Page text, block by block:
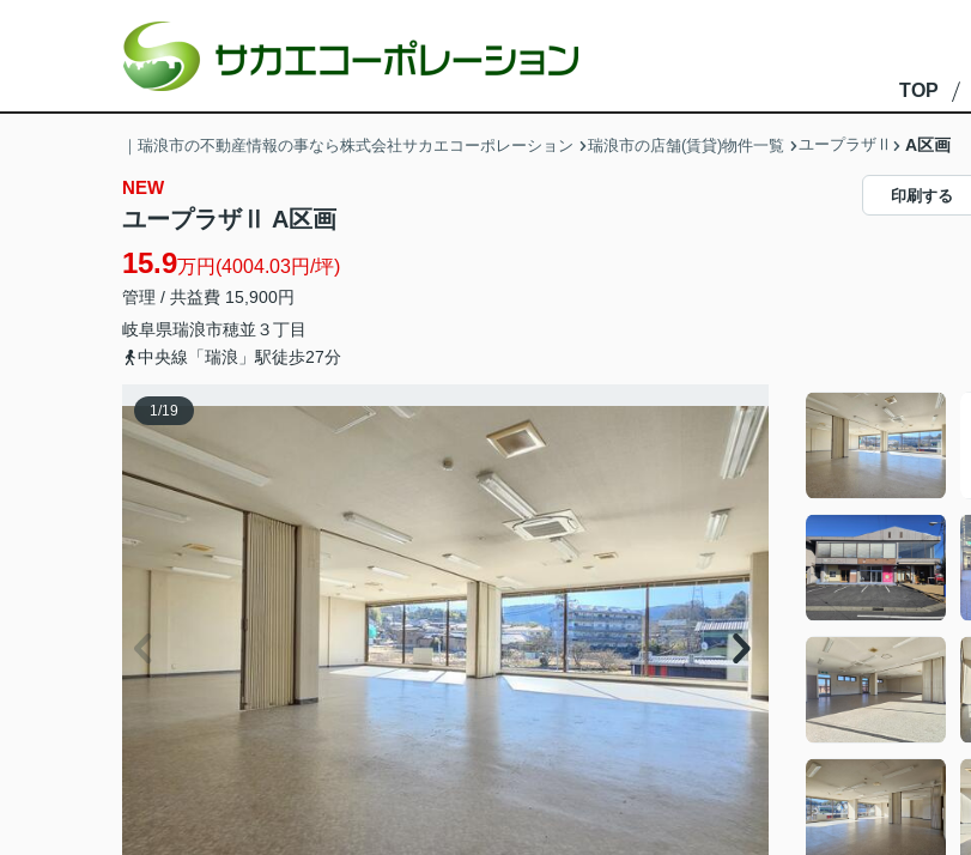
TOP
｜瑞浪市の不動産情報の事なら株式会社サカエコーポレーション 瑞浪市の店舗(賃貸)物件一覧 ユープラザⅡ A区画
NEW
ユープラザⅡ A区画
15.9万円(4004.03円/坪)
管理 / 共益費 15,900円
岐阜県瑞浪市穂並 ３丁目
中央線「瑞浪」駅徒歩27分
印刷する
1/19